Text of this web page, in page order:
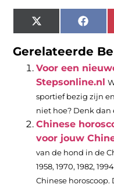
X
(Twitter)
Gerelateerde
Voor een
Stepsonline.nl
sportief bezig zijn
niet hoe? Denk dan
Chinese
voor jouw
van de hond in de
1958, 1970, 1982,
Chinese horoscoop.